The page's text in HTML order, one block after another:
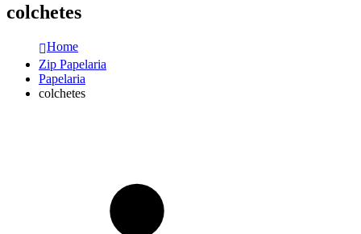
colchetes
Home
Zip Papelaria
Papelaria
colchetes